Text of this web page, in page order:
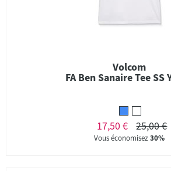
Volcom
FA Ben Sanaire Tee SS
17,50 € 25,00 €
Vous économisez30%